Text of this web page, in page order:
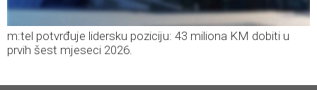
m:tel potvrđuje lidersku poziciju: 43 miliona KM dobiti u
prvih šest mjeseci 2026.